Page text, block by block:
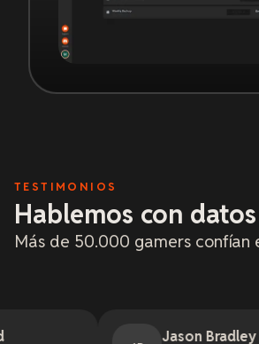
TESTIMONIOS
Hablemos con
Más de 50.000 gamers confían
Jason Bradley